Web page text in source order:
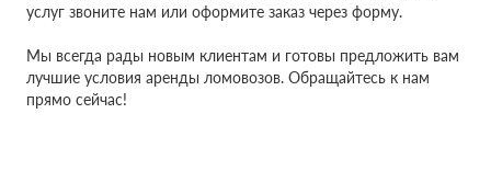
услуг звоните нам или оформите заказ через форму.
Мы всегда рады новым клиентам и готовы предложить вам
лучшие условия аренды ломовозов. Обращайтесь к нам
прямо сейчас!